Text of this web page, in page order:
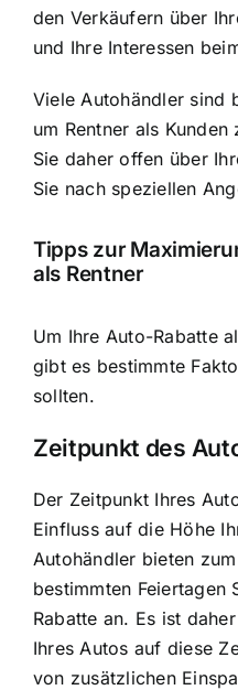
den Verkäufern über
und Ihre Interessen
Viele Autohändler sind
um Rentner als
Sie daher offen über
Sie nach speziellen
Tipps zur
als Rentner
Um Ihre Auto-Rabatte
gibt es bestimmte
sollten.
Zeitpunkt des
Der Zeitpunkt Ihres
Einfluss auf die Höhe
Autohändler bieten
bestimmten Feiertagen
Rabatte an. Es ist
Ihres Autos auf diese
von zusätzlichen